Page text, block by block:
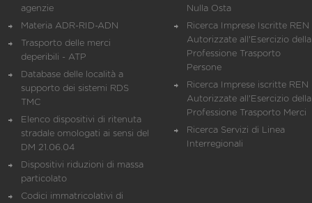
agenzie
Materia ADR-RID-ADN
Trasporto delle merci
deperibili - ATP
Database delle località a
supporto dei sistemi RDS
TMC
Elenco dispositivi di ritenuta
stradale omologati ai sensi del
DM 21.06.04
Dispositivi riduzioni di massa
particolato
Codici immatricolativi di
Nulla Osta
Ricerca Imprese Iscritte REN
Autorizzate all'Esercizio della
Professione Trasporto
Persone
Ricerca Imprese iscritte REN
Autorizzate all'Esercizio della
Professione Trasporto Merci
Ricerca Servizi di Linea
Interregionali